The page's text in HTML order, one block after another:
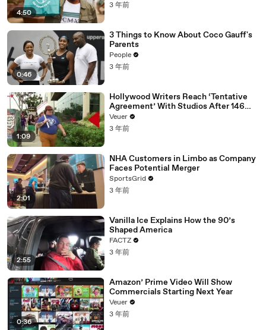
4:50
3 年前
0:46
3 Things to Know About Coco Gauff's
Parents
People
3 年前
1:09
Hollywood Writers Reach ‘Tentative
Agreement’ With Studios After 146
Day Strike
Veuer
3 年前
2:01
NHA Customers in Limbo as Company
Faces Potential Merger
SportsGrid
3 年前
2:55
Vanilla Ice Explains How the 90’s
Shaped America
FACTZ
3 年前
0:36
Amazon’ Prime Video Will Show
Commercials Starting Next Year
Veuer
3 年前